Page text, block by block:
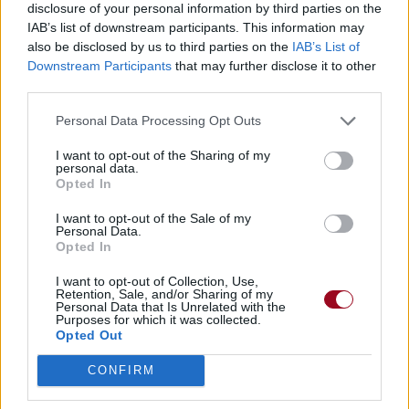
disclosure of your personal information by third parties on the
IAB’s list of downstream participants. This information may
also be disclosed by us to third parties on the IAB’s List of
Downstream Participants that may further disclose it to other
Personal Data Processing Opt Outs
I want to opt-out of the Sharing of my
personal data.
Opted In
I want to opt-out of the Sale of my
Personal Data.
Opted In
I want to opt-out of Collection, Use,
Retention, Sale, and/or Sharing of my
Personal Data that Is Unrelated with the
Purposes for which it was collected.
Opted Out
CONFIRM